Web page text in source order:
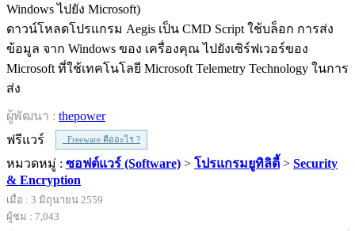
ดาวน์โหลดโปรแกรม Aegis เป็น CMD Script ใช้บล็อก การส่ง
ข้อมูล จาก Windows ของ เครื่องคุณ ไปยังเซิร์ฟเวอร์ของ
Microsoft ที่ใช้เทคโนโลยี Microsoft Telemetry Technology ในการ
ส่ง
ผู้พัฒนา : thepower
ฟรีแวร์
Freeware คืออะไร ?
หมวดหมู่ : ซอฟต์แวร์ (Software) > โปรแกรมยูทิลิตี้ > Security
& Encryption
เมื่อ : 3 มิถุนายน 2559
ผู้ชม : 7,043